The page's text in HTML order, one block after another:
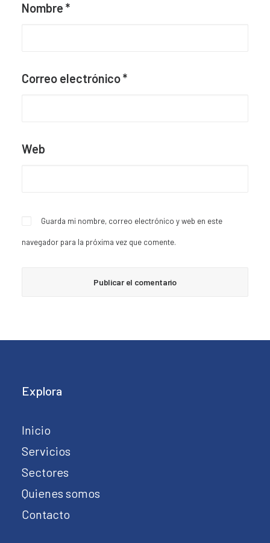
Nombre *
Correo electrónico*
Web
Guarda mi nombre, correo electrónico y web en este
navegador para la próxima vez que comente.
Explora
Inicio
Servicios
Sectores
Quienes somos
Contacto